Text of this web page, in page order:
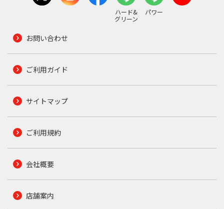
ハード&
グリーン
パワー
お問い合わせ
ご利用ガイド
サイトマップ
ご利用規約
会社概要
店舗案内